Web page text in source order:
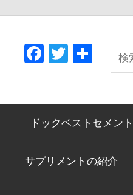
索:
Facebook
Twitter
有
ドックベストセメン
サプリメントの紹介